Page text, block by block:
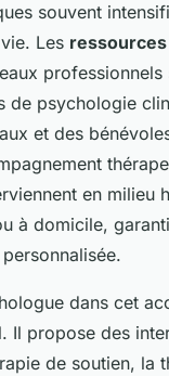
souvent
Les
de psychologie
et des
en milieu
à domicile,
dans cet
Il propose des
de soutien, la